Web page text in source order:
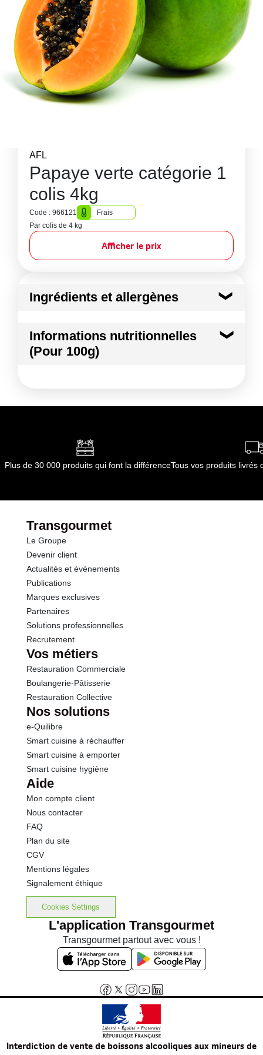
AFL
Papaye verte catégorie 1
colis 4kg
Code : 966121
Frais
Par colis de 4 kg
Afficher le prix
Ingrédients et allergènes
Papaye
Conformément aux informations transmises
Informations nutritionnelles
(Pour 100g)
Kilojoules 153 kj
dont Acides gras saturés 0.01 g
dont Sucres
Protéines
Sel
Plus de 30 000 produits qui font la différenceTous vos produits livrés
Transgourmet
Le Groupe
Devenir client
Actualités et événements
Publications
Marques exclusives
Partenaires
Solutions professionnelles
Recrutement
Vos métiers
Restauration Commerciale
Boulangerie-Pâtisserie
Restauration Collective
Nos solutions
e-Quilibre
Smart cuisine à réchauffer
Smart cuisine à emporter
Smart cuisine hygiène
Aide
Mon compte client
Nous contacter
FAQ
Plan du site
CGV
Mentions légales
Signalement éthique
Cookies Settings
L'application Transgourmet
Transgourmet partout avec vous !
Interdiction de vente de boissons alcooliques aux mineurs de